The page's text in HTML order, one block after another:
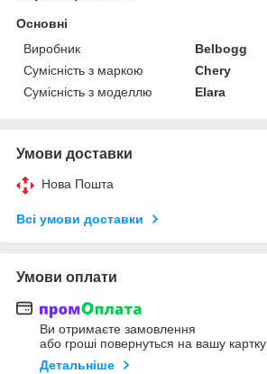
Основні
Виробник
Belbogg
Сумісність з маркою
Chery
Сумісність з моделлю
Elara
Умови доставки
Нова Пошта
Всі умови доставки
Умови оплати
Ви отримаєте замовлення
або гроші повернуться на вашу картку
Детальніше